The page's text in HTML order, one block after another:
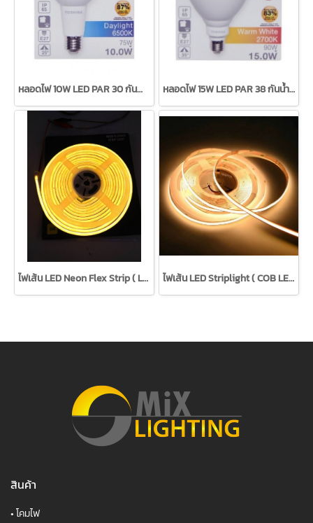
หลอดไฟ 10W LED PAR 30 กันน้ำ ยี่ห้อ TOSHIBA หลอดไฟ 15W LED PAR 38 กันน้ำ ยี่ห้อ TOSHIBA
ไฟเส้น LED Neon Flex Strip ( LED SMD 2835 ) ไฟเส้น LED Striplight ( COB LED , 528 CHIPs )
สินค้า
•โคมไฟ